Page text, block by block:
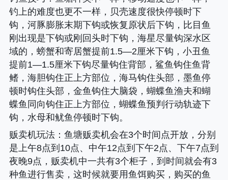
钓上的难度也更不一样，贝壳速度很快停顿时下
钩，河豚膨胀末期下钩或恢复原状后下钩，比目鱼
刚出现是下钩或刚回头时下钩，海星尽量钩深水区
域的，螃蟹和寄居蟹提前1.5—2厘米下钩，小丑鱼
提前1—1.5厘米下钩尽量钩住背部，鲨鱼钩住鱼背
鳍，海胆钩住正上方部位，海马钩住头部，墨鱼停
顿时钩住头部，金鱼钩住大脑袋，蝴蝶鱼渔夫和蝴
蝶鱼同向钩住正上方部位，蝴蝶鱼预判行动轨迹下
钩，水母和鱿鱼停顿时下钩。
贩卖机玩法：鱼塘贩卖机会在3个时间点开放，分别
是上午8点到10点、中午12点到下午2点、下午7点到
夜晚9点，贩卖机中一共有3个柜子，到时间就会有3
种鱼进行售卖，这时候就要用鱼饵购买，购买的鱼